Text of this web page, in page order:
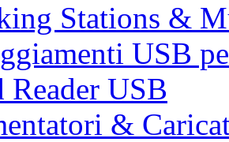
Stations &
USB
Reader USB
&